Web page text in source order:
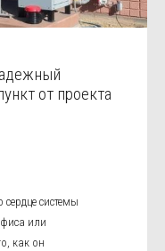
от проекта
системы
или
как он